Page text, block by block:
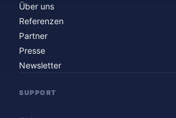
Über uns
Referenzen
Partner
Presse
Newsletter
SUPPORT